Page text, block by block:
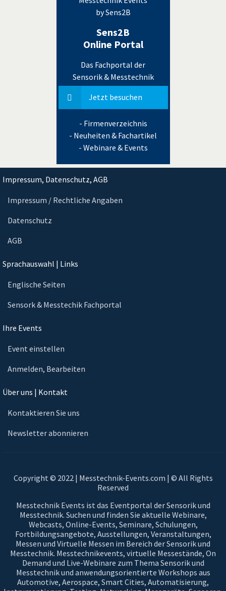
by Sens2B
Sens2B
Online Portal
Das Fachportal der
Sensorik & Messtechnik
Jetzt besuchen
- Firmenverzeichnis
- Neuheiten & Fachartikel
- Webinare & Events
Impressum, Datenschutz, AGB
Impressum / Rechtliche Angaben
Datenschutz
AGB
Sprachauswahl | Links
Englische Seiten
Sensork & Messtechik Fachportal
Ihre Events
Event einstellen
Anmelden, Bearbeiten
Über uns | Kontakt
Kontaktieren Sie uns
Newsletter abonnieren
Copyright © 2022 | Messtechnik-Events.com | © All Rights
Reserved
Messtechnik Events ist das Eventportal der Sensorik und
Messtechnik. Suchen und finden Sie aktuelle Webinare,
Webcasts, Online-Events, Seminare, Schulungen,
Fortbildungsangebote, Ausstellungen, Veranstaltungen,
Messen und Virtuelle Messen im Bereich der Sensorik und
Messtechnik. Messtechnikevents, virtuelle Messestände, On
Demand und Live-Webinare zum Thema Sensorik und
Messtechnik und anwendungsorientierte Workshops aus
Automotive, Aerospace, Smart Cities, Automatisierung,